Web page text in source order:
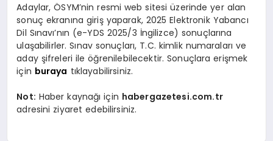
Adaylar, ÖSYM’nin resmi web sitesi üzerinde yer alan
sonuç ekranına giriş yaparak, 2025 Elektronik Yabancı
Dil Sınavı’nın (e-YDS 2025/3 İngilizce) sonuçlarına
ulaşabilirler. Sınav sonuçları, T.C. kimlik numaraları ve
aday şifreleri ile öğrenilebilecektir. Sonuçlara erişmek
için buraya tıklayabilirsiniz.
Not: Haber kaynağı için habergazetesi.com.tr
adresini ziyaret edebilirsiniz.